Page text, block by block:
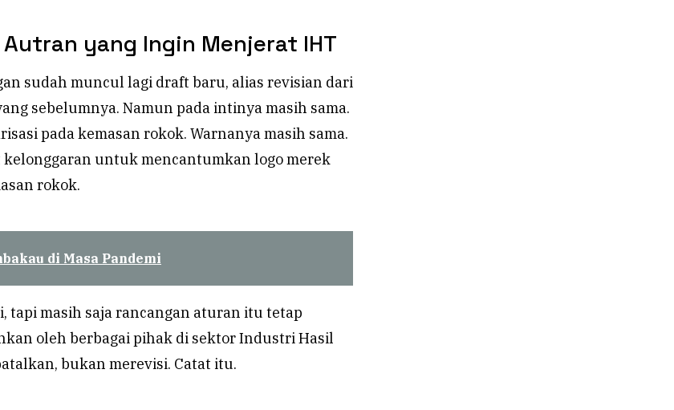
yang Ingin Menjerat IHT
sudah muncul lagi draft baru, alias revisian dari
sebelumnya. Namun pada intinya masih sama.
pada kemasan rokok. Warnanya masih sama.
untuk mencantumkan logo merek
rokok.
di Masa Pandemi
tapi masih saja rancangan aturan itu tetap
oleh berbagai pihak di sektor Industri Hasil
bukan merevisi. Catat itu.